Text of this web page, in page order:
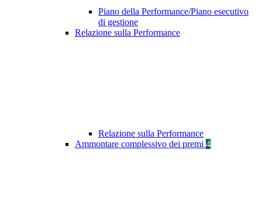
Piano della Performance/Piano esecutivo
di gestione
Relazione sulla Performance
Relazione sulla Performance
Ammontare complessivo dei premi 4